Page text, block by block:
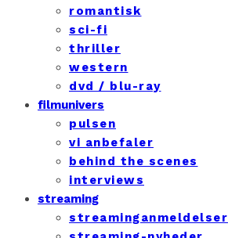
romantisk
sci-fi
thriller
western
dvd / blu-ray
filmunivers
pulsen
vi anbefaler
behind the scenes
interviews
streaming
streaminganmeldelser